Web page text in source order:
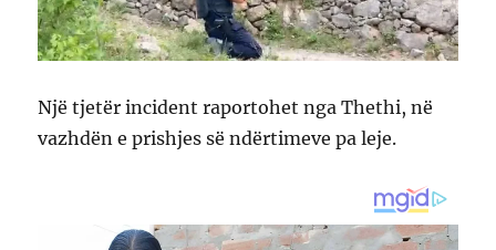
Një tjetër incident raportohet nga Thethi, në
vazhdën e prishjes së ndërtimeve pa leje.